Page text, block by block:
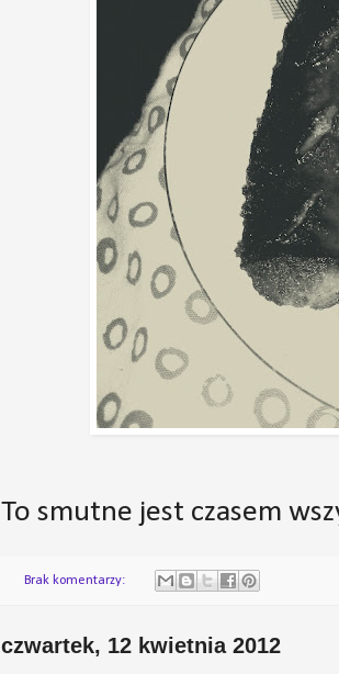
To smutne jest czasem
Brak komentarzy:
czwartek, 12 kwietnia 2012